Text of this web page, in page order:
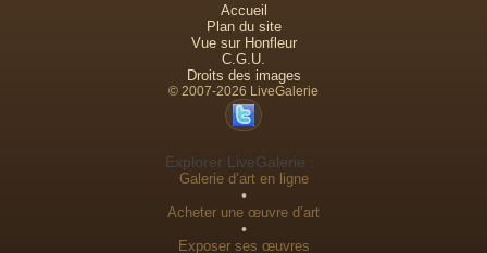
Accueil
Plan du site
Vue sur Honfleur
C.G.U.
Droits des images
© 2007-2026 LiveGalerie
Explorer LiveGalerie :
Galerie d’art en ligne
•
Acheter une œuvre d’art
•
Exposer ses œuvres